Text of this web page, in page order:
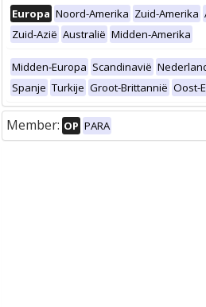
Europa Noord-Amerika Zuid-Amerika
Zuid-Azië Australië Midden-Amerika
Midden-Europa Scandinavië
Spanje Turkije Groot-Brittannië Oost-
Member: OP PARA